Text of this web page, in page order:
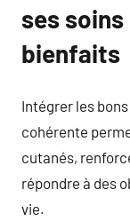
ses
bienfaits
Intégrer les
cohérente
cutanés,
répondre à des
vie.